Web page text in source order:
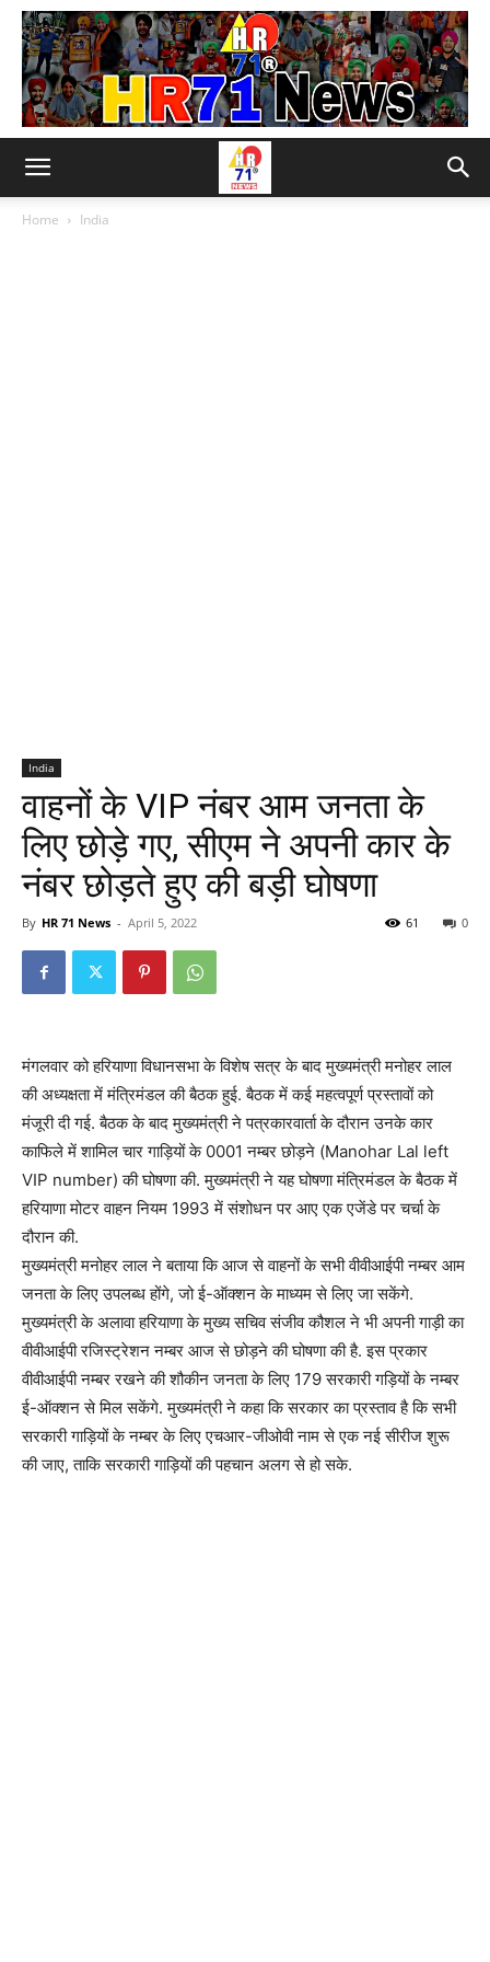
Home India
India
वाहनों के VIP नंबर आम जनता के
लिए छोड़े गए, सीएम ने अपनी कार के
नंबर छोड़ते हुए की बड़ी घोषणा
By HR 71 News - April 5, 2022 0
61
मंगलवार को हरियाणा विधानसभा के विशेष सत्र के बाद मुख्यमंत्री मनोहर लाल
की अध्यक्षता में मंत्रिमंडल की बैठक हुई. बैठक में कई महत्वपूर्ण प्रस्तावों को
मंजूरी दी गई. बैठक के बाद मुख्यमंत्री ने पत्रकारवार्ता के दौरान उनके कार
काफिले में शामिल चार गाड़ियों के 0001 नम्बर छोड़ने (Manohar Lal left
VIP number) की घोषणा की. मुख्यमंत्री ने यह घोषणा मंत्रिमंडल के बैठक में
हरियाणा मोटर वाहन नियम 1993 में संशोधन पर आए एक एजेंडे पर चर्चा के
दौरान की.
मुख्यमंत्री मनोहर लाल ने बताया कि आज से वाहनों के सभी वीवीआईपी नम्बर आम
जनता के लिए उपलब्ध होंगे, जो ई-ऑक्शन के माध्यम से लिए जा सकेंगे.
मुख्यमंत्री के अलावा हरियाणा के मुख्य सचिव संजीव कौशल ने भी अपनी गाड़ी का
वीवीआईपी रजिस्ट्रेशन नम्बर आज से छोड़ने की घोषणा की है. इस प्रकार
वीवीआईपी नम्बर रखने की शौकीन जनता के लिए 179 सरकारी गड़ियों के नम्बर
ई-ऑक्शन से मिल सकेंगे. मुख्यमंत्री ने कहा कि सरकार का प्रस्ताव है कि सभी
सरकारी गाड़ियों के नम्बर के लिए एचआर-जीओवी नाम से एक नई सीरीज शुरू
की जाए, ताकि सरकारी गाड़ियों की पहचान अलग से हो सके.